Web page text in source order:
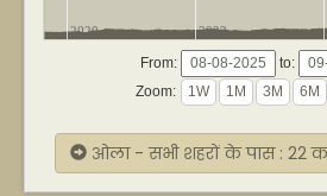
2020 2022
From:
to:
Zoom:
ओला - सभी शहरों के पास : 22